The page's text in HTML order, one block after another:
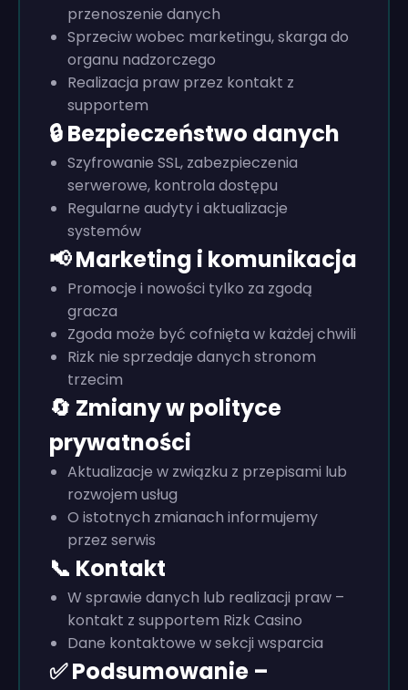
przenoszenie danych
Sprzeciw wobec marketingu, skarga do
organu nadzorczego
Realizacja praw przez kontakt z
supportem
🔒 Bezpieczeństwo danych
Szyfrowanie SSL, zabezpieczenia
serwerowe, kontrola dostępu
Regularne audyty i aktualizacje
systemów
📢 Marketing i komunikacja
Promocje i nowości tylko za zgodą
gracza
Zgoda może być cofnięta w każdej chwili
Rizk nie sprzedaje danych stronom
trzecim
🔄 Zmiany w polityce
prywatności
Aktualizacje w związku z przepisami lub
rozwojem usług
O istotnych zmianach informujemy
przez serwis
📞 Kontakt
W sprawie danych lub realizacji praw –
kontakt z supportem Rizk Casino
Dane kontaktowe w sekcji wsparcia
✅ Podsumowanie –